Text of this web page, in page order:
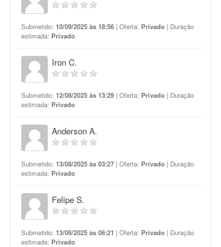
Submetido: 10/09/2025 às 18:56 | Oferta: Privado | Duração
estimada: Privado
Iron C.
Submetido: 12/08/2025 às 13:29 | Oferta: Privado | Duração
estimada: Privado
Anderson A.
Submetido: 13/08/2025 às 03:27 | Oferta: Privado | Duração
estimada: Privado
Felipe S.
Submetido: 13/08/2025 às 06:21 | Oferta: Privado | Duração
estimada: Privado